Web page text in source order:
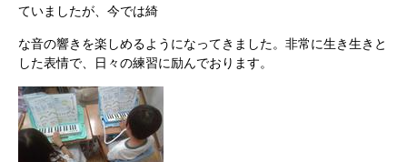
ていましたが、今では綺
な音の響きを楽しめるようになってきました。非常に生き生きと
した表情で、日々の練習に励んでおります。